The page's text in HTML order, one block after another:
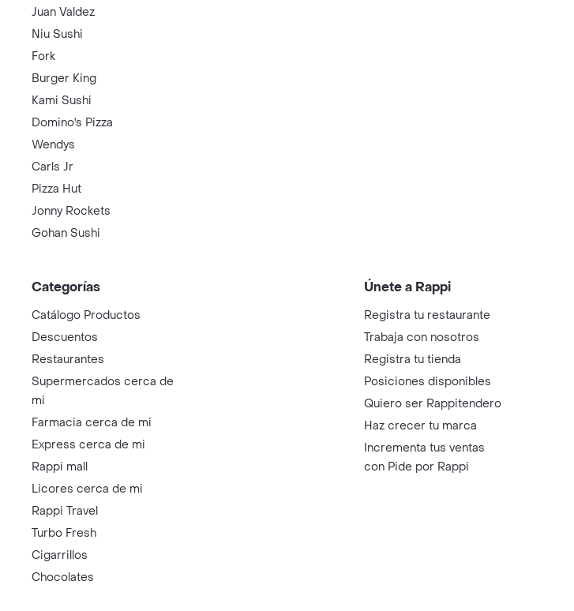
Juan Valdez
Niu Sushi
Fork
Burger King
Kami Sushi
Domino's Pizza
Wendys
Carls Jr
Pizza Hut
Jonny Rockets
Gohan Sushi
Categorías
Catálogo Productos
Descuentos
Restaurantes
Supermercados cerca de
mi
Farmacia cerca de mi
Express cerca de mi
Rappi mall
Licores cerca de mi
Rappi Travel
Turbo Fresh
Cigarrillos
Chocolates
Únete a Rappi
Registra tu restaurante
Trabaja con nosotros
Registra tu tienda
Posiciones disponibles
Quiero ser Rappitendero
Haz crecer tu marca
Incrementa tus ventas
con Pide por Rappi